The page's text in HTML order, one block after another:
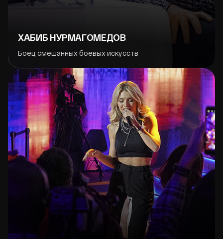
ХАБИБ НУРМАГОМЕДОВ
Боец смешанных боевых искусств